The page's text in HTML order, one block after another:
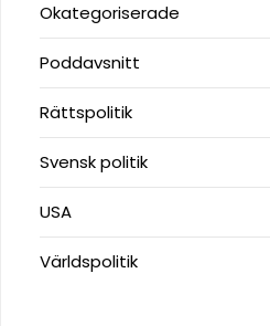
Okategoriserade
Poddavsnitt
Rättspolitik
Svensk politik
USA
Världspolitik